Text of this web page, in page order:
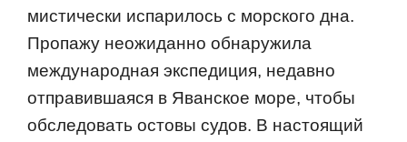
мистически испарилось с морского дна.
Пропажу неожиданно обнаружила
международная экспедиция, недавно
отправившаяся в Яванское море, чтобы
обследовать остовы судов. В настоящий